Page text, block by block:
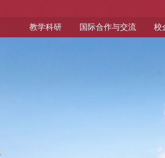
教学科研 国际合作与交流 校